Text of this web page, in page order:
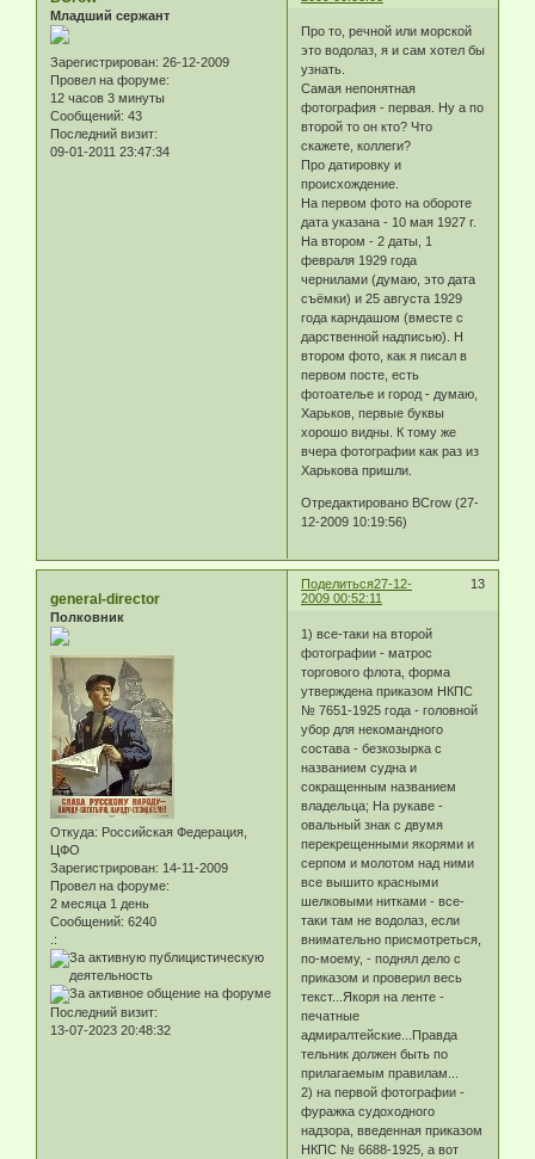
Младший сержант
Зарегистрирован: 26-12-2009
Провел на форуме:
12 часов 3 минуты
Сообщений: 43
Последний визит:
09-01-2011 23:47:34
Про то, речной или морской
это водолаз, я и сам хотел бы
узнать.
Самая непонятная
фотография - первая. Ну а по
второй то он кто? Что
скажете, коллеги?
Про датировку и
происхождение.
На первом фото на обороте
дата указана - 10 мая 1927 г.
На втором - 2 даты, 1
февраля 1929 года
чернилами (думаю, это дата
съёмки) и 25 августа 1929
года карндашом (вместе с
дарственной надписью). Н
втором фото, как я писал в
первом посте, есть
фотоателье и город - думаю,
Харьков, первые буквы
хорошо видны. К тому же
вчера фотографии как раз из
Харькова пришли.
Отредактировано BCrow (27-
12-2009 10:19:56)
Поделиться 13
27-12-
2009 00:52:11
general-director
Полковник
Откуда: Российская Федерация,
ЦФО
Зарегистрирован: 14-11-2009
Провел на форуме:
2 месяца 1 день
Сообщений: 6240
.:
Последний визит:
13-07-2023 20:48:32
1) все-таки на второй
фотографии - матрос
торгового флота, форма
утверждена приказом НКПС
№ 7651-1925 года - головной
убор для некомандного
состава - безкозырка с
названием судна и
сокращенным названием
владельца; На рукаве -
овальный знак с двумя
перекрещенными якорями и
серпом и молотом над ними
все вышито красными
шелковыми нитками - все-
таки там не водолаз, если
внимательно присмотреться,
по-моему, - поднял дело с
приказом и проверил весь
текст...Якоря на ленте -
печатные
адмиралтейские...Правда
тельник должен быть по
прилагаемым правилам...
2) на первой фотографии -
фуражка судоходного
надзора, введенная приказом
НКПС № 6688-1925, а вот